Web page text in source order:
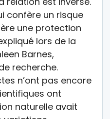
confère un risque
une protection
lors de la
Barnes,
recherche.
n’ont pas encore
ont
naturelle avait